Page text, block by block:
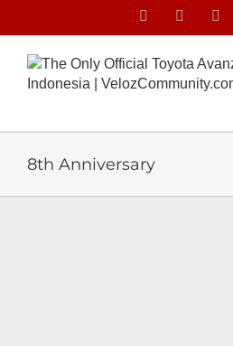
FacebookFacebook
8th Anniversary